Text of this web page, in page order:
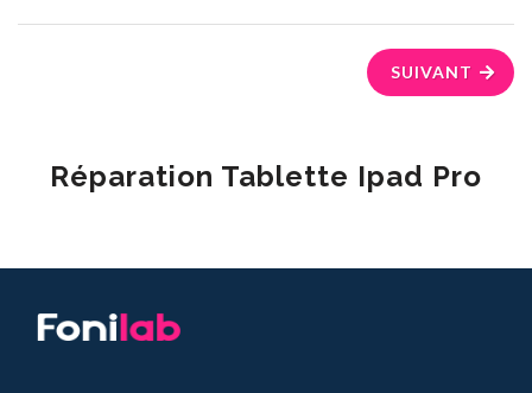
SUIVANT
Réparation Tablette Ipad Pro